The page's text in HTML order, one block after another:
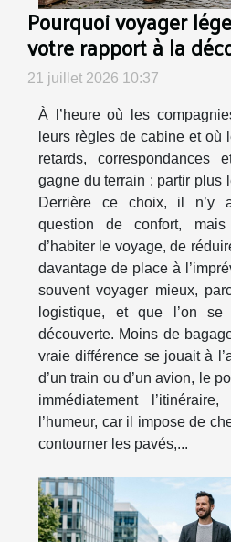
Pourquoi voyager
votre rapport à la
21 juillet 2026 10:37
À l’heure où les
leurs règles de cabine et où
retards, correspondances
gagne du terrain : partir plus
Derrière ce choix, il n’y
question de confort,
d’habiter le voyage, de
davantage de place à
souvent voyager mieux,
logistique, et que l’on
découverte. Moins de
vraie différence se jouait à
d’un train ou d’un avion, le
immédiatement
l’humeur, car il impose de
contourner les pavés,...